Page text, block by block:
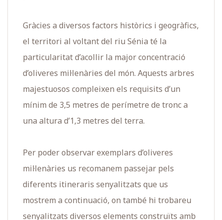
Gràcies a diversos factors històrics i geogràfics,
el territori al voltant del riu Sénia té la
particularitat d’acollir la major concentració
d’oliveres mil·lenàries del món. Aquests arbres
majestuosos compleixen els requisits d’un
mínim de 3,5 metres de perímetre de tronc a
una altura d’1,3 metres del terra.
Per poder observar exemplars d’oliveres
mil·lenàries us recomanem passejar pels
diferents itineraris senyalitzats que us
mostrem a continuació, on també hi trobareu
senyalitzats diversos elements construïts amb